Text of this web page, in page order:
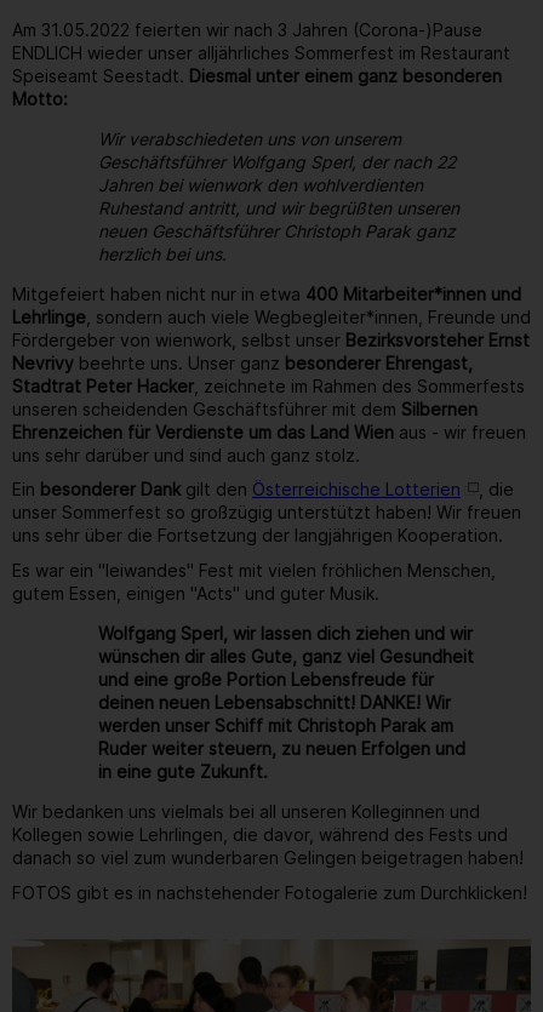
Am 31.05.2022 feierten wir nach 3 Jahren (Corona-)Pause
ENDLICH wieder unser alljährliches Sommerfest im Restaurant
Speiseamt Seestadt. Diesmal unter einem ganz besonderen
Motto:
Wir verabschiedeten uns von unserem
Geschäftsführer Wolfgang Sperl, der nach 22
Jahren bei wienwork den wohlverdienten
Ruhestand antritt, und wir begrüßten unseren
neuen Geschäftsführer Christoph Parak ganz
herzlich bei uns.
Mitgefeiert haben nicht nur in etwa 400 Mitarbeiter*innen und
Lehrlinge , sondern auch viele Wegbegleiter*innen, Freunde und
Fördergeber von wienwork, selbst unser Bezirksvorsteher Ernst
Nevrivy beehrte uns. Unser ganz besonderer Ehrengast,
Stadtrat Peter Hacker , zeichnete im Rahmen des Sommerfests
unseren scheidenden Geschäftsführer mit dem Silbernen
Ehrenzeichen für Verdienste um das Land Wien aus - wir freuen
uns sehr darüber und sind auch ganz stolz.
Ein besonderer Dank gilt den Österreichische Lotterien
, die
unser Sommerfest so großzügig unterstützt haben! Wir freuen
uns sehr über die Fortsetzung der langjährigen Kooperation.
Es war ein "leiwandes" Fest mit vielen fröhlichen Menschen,
gutem Essen, einigen "Acts" und guter Musik.
Wolfgang Sperl, wir lassen dich ziehen und wir
wünschen dir alles Gute, ganz viel Gesundheit
und eine große Portion Lebensfreude für
deinen neuen Lebensabschnitt! DANKE! Wir
werden unser Schiff mit Christoph Parak am
Ruder weiter steuern, zu neuen Erfolgen und
in eine gute Zukunft.
Wir bedanken uns vielmals bei all unseren Kolleginnen und
Kollegen sowie Lehrlingen, die davor, während des Fests und
danach so viel zum wunderbaren Gelingen beigetragen haben!
FOTOS gibt es in nachstehender Fotogalerie zum Durchklicken!
41/ 264